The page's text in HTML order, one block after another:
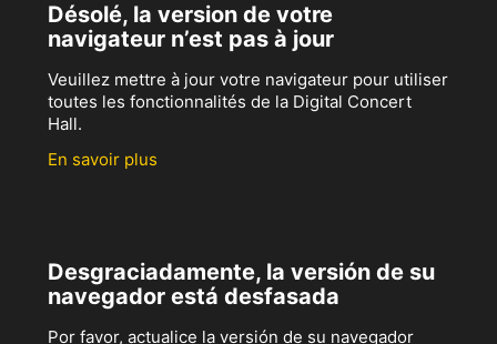
Désolé, la version de votre
navigateur n’est pas à jour
Veuillez mettre à jour votre navigateur pour utiliser
toutes les fonctionnalités de la Digital Concert
Hall.
En savoir plus
Desgraciadamente, la versión de su
navegador está desfasada
Por favor, actualice la versión de su navegador